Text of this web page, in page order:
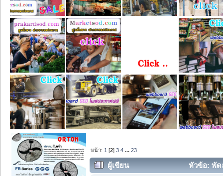
หน้า: 1 [2]3 4 ...23
ผู้เขียน
หัวข้อ: พัด